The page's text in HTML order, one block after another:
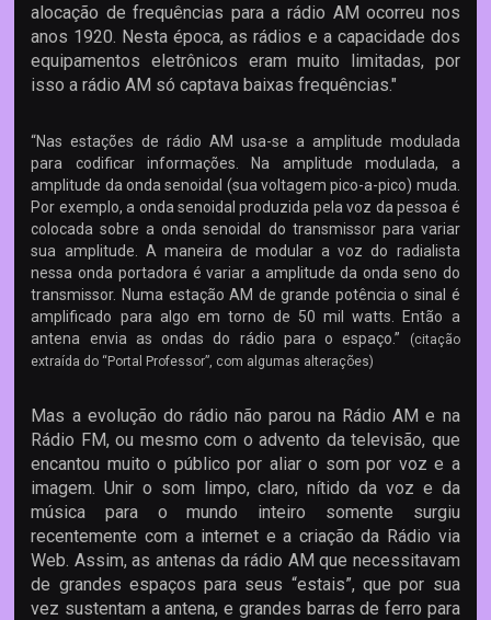
alocação de frequências para a rádio AM ocorreu nos
anos 1920. Nesta época, as rádios e a capacidade dos
equipamentos eletrônicos eram muito limitadas, por
isso a rádio AM só captava baixas frequências."
“Nas estações de rádio AM usa-se a amplitude modulada
para codificar informações. Na amplitude modulada, a
amplitude da onda senoidal (sua voltagem pico-a-pico) muda.
Por exemplo, a onda senoidal produzida pela voz da pessoa é
colocada sobre a onda senoidal do transmissor para variar
sua amplitude. A maneira de modular a voz do radialista
nessa onda portadora é variar a amplitude da onda seno do
transmissor. Numa estação AM de grande potência o sinal é
amplificado para algo em torno de 50 mil watts. Então a
antena envia as ondas do rádio para o espaço.”
(citação
extraída do “Portal Professor”, com algumas alterações)
Mas a evolução do rádio não parou na Rádio AM e na
Rádio FM, ou mesmo com o advento da televisão, que
encantou muito o público por aliar o som por voz e a
imagem. Unir o som limpo, claro, nítido da voz e da
música para o mundo inteiro somente surgiu
recentemente com a internet e a criação da Rádio via
Web. Assim, as antenas da rádio AM que necessitavam
de grandes espaços para seus “estais”, que por sua
vez sustentam a antena, e grandes barras de ferro para